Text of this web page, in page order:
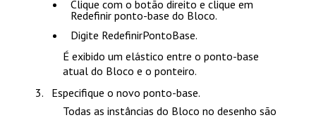
Clique com o botão direito e clique em
Redefinir ponto-base do Bloco.
Digite RedefinirPontoBase.
É exibido um elástico entre o ponto-base
atual do Bloco e o ponteiro.
Especifique o novo ponto-base.
Todas as instâncias do Bloco no desenho são